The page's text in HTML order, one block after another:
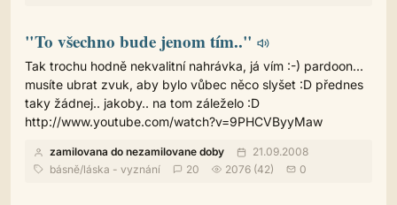
"To všechno bude jenom tím.."
Tak trochu hodně nekvalitní nahrávka, já vím :-) pardoon...
musíte ubrat zvuk, aby bylo vůbec něco slyšet :D přednes
taky žádnej.. jakoby.. na tom záleželo :D
http://www.youtube.com/watch?v=9PHCVByyMaw
zamilovana do nezamilovane doby
21.09.2008
básně/láska - vyznání 20 2076 (42) 0